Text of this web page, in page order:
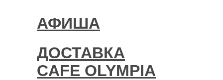
АФИША
ДОСТАВКА
CAFE OLYMPIA